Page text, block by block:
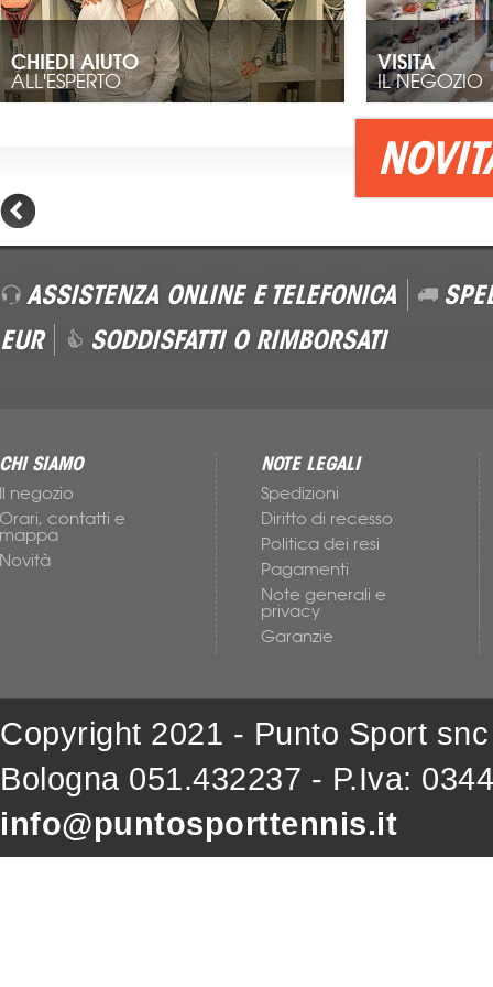
Accessori Nike
CHIEDI AIUTO
ALL'ESPERTO
VISITA
IL NEGOZIO
ASSISTENZA ONLINE E TELEFONICA
EUR
SODDISFATTI O RIMBORSATI
CHI SIAMO
Il negozio
Orari, contatti e
mappa
Novità
NOTE LEGALI
Spedizioni
Diritto di recesso
Politica dei resi
Pagamenti
Note generali e
privacy
Garanzie
Copyright 2021 - Punto Sport
Bologna 051.432237 - P.Iva:
info@puntosporttennis.it